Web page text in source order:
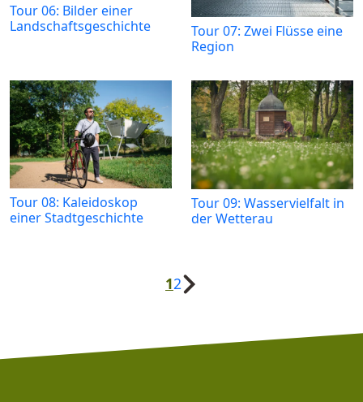
Tour 06: Bilder einer
Landschaftsgeschichte
Tour 07: Zwei Flüsse eine
Region
Tour 08: Kaleidoskop
einer Stadtgeschichte
Tour 09: Wasservielfalt in
der Wetterau
12